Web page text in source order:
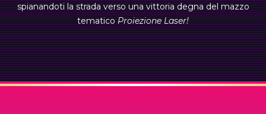
spianandoti la strada verso una vittoria degna del mazzo
tematico Proiezione Laser!